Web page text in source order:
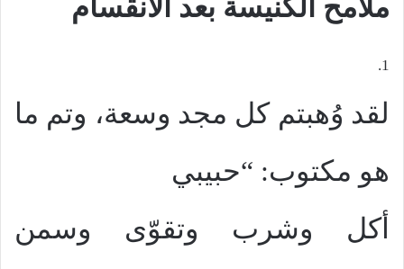
ملامح الكنيسة بعد الانقسام
1.
لقد وُهبتم كل مجد وسعة، وتم ما
هو مكتوب: “حبيبي
أكل وشرب وتقوّى وسمن